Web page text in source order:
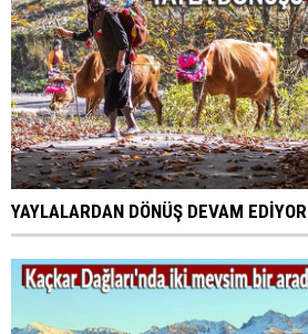
YAYLALARDAN DÖNÜŞ DEVAM EDİYOR